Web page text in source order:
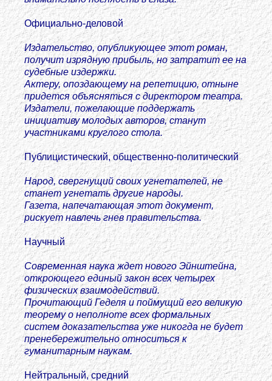
Официально-деловой
Издательство, опубликующее этот роман,
получит изрядную прибыль, но затратит ее на
судебные издержки.
Актеру, опоздающему на репетицию, отныне
придется объясняться с директором театра.
Издатели, пожелающие поддержать
инициативу молодых авторов, станут
участниками круглого стола.
Публицистический, общественно-политический
Народ, свергнущий своих угнетателей, не
станет угнетать другие народы.
Газета, напечатающая этот документ,
рискует навлечь гнев правительства.
Научный
Современная наука ждет нового Эйнштейна,
откроющего единый закон всех четырех
физических взаимодействий.
Прочитающий Геделя и поймущий его великую
теорему о неполноте всех формальных
систем доказательства уже никогда не будет
пренебережительно относиться к
гуманитарным наукам.
Нейтральный, средний